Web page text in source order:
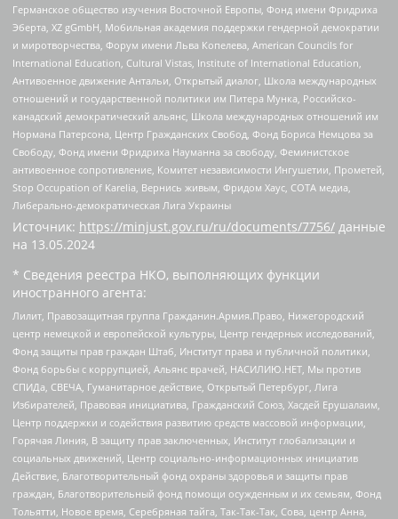
Германское общество изучения Восточной Европы, Фонд имени Фридриха
Эберта, XZ gGmbH, Мобильная академия поддержки гендерной демократии
и миротворчества, Форум имени Льва Копелева, American Councils for
International Education, Cultural Vistas, Institute of International Education,
Антивоенное движение Антальи, Открытый диалог, Школа международных
отношений и государственной политики им Питера Мунка, Российско-
канадский демократический альянс, Школа международных отношений им
Нормана Патерсона, Центр Гражданских Свобод, Фонд Бориса Немцова за
Свободу, Фонд имени Фридриха Науманна за свободу, Феминистское
антивоенное сопротивление, Комитет независимости Ингушетии, Прометей,
Stop Occupation of Karelia, Вернись живым, Фридом Хаус, СОТА медиа,
Либерально-демократическая Лига Украины
Источник: https://minjust.gov.ru/ru/documents/7756/ данные
на 13.05.2024
* Сведения реестра НКО, выполняющих функции
иностранного агента:
Лилит, Правозащитная группа Гражданин.Армия.Право, Нижегородский
центр немецкой и европейской культуры, Центр гендерных исследований,
Фонд защиты прав граждан Штаб, Институт права и публичной политики,
Фонд борьбы с коррупцией, Альянс врачей, НАСИЛИЮ.НЕТ, Мы против
СПИДа, СВЕЧА, Гуманитарное действие, Открытый Петербург, Лига
Избирателей, Правовая инициатива, Гражданский Союз, Хасдей Ерушалаим,
Центр поддержки и содействия развитию средств массовой информации,
Горячая Линия, В защиту прав заключенных, Институт глобализации и
социальных движений, Центр социально-информационных инициатив
Действие, Благотворительный фонд охраны здоровья и защиты прав
граждан, Благотворительный фонд помощи осужденным и их семьям, Фонд
Тольятти, Новое время, Серебряная тайга, Так-Так-Так, Сова, центр Анна,